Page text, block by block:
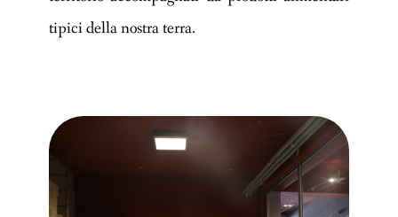
tipici della nostra terra.